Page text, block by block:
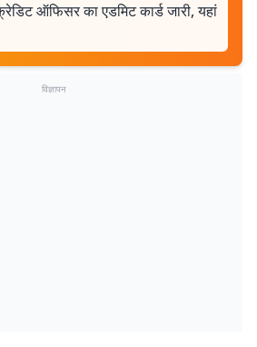
ऑफिसर का एडमिट कार्ड जारी, यहां
विज्ञापन